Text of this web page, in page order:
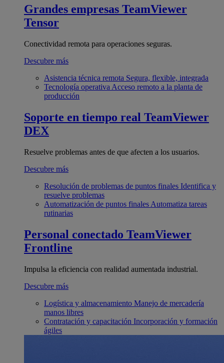
Grandes empresas TeamViewer
Tensor
Conectividad remota para operaciones seguras.
Descubre más
Asistencia técnica remota Segura, flexible, integrada
Tecnología operativa Acceso remoto a la planta de
producción
Soporte en tiempo real TeamViewer
DEX
Resuelve problemas antes de que afecten a los usuarios.
Descubre más
Resolución de problemas de puntos finales Identifica y
resuelve problemas
Automatización de puntos finales Automatiza tareas
rutinarias
Personal conectado TeamViewer
Frontline
Impulsa la eficiencia con realidad aumentada industrial.
Descubre más
Logística y almacenamiento Manejo de mercadería
manos libres
Contratación y capacitación Incorporación y formación
ágiles